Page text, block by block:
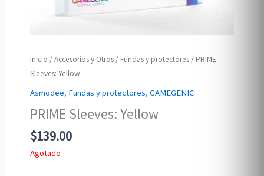
Inicio /Accesorios y Otros / Fundas y protectores / PRIME
Sleeves: Yellow
Asmodee, Fundas y protectores,GAMEGENIC
PRIME Sleeves: Yellow
$139.00
Agotado